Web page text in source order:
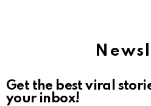
Get the best viral
your inbox!